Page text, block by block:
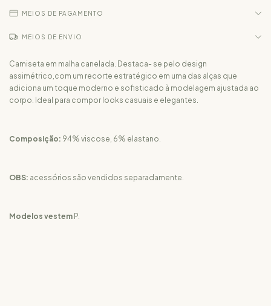
MEIOS DE PAGAMENTO
MEIOS DE ENVIO
Camiseta em malha canelada. Destaca- se pelo design
assimétrico,com um recorte estratégico em uma das alças que
adiciona um toque moderno e sofisticado à modelagem ajustada ao
corpo. Ideal para compor looks casuais e elegantes.
Composição: 94% viscose, 6% elastano.
OBS: acessórios são vendidos separadamente.
Modelos vestem P.